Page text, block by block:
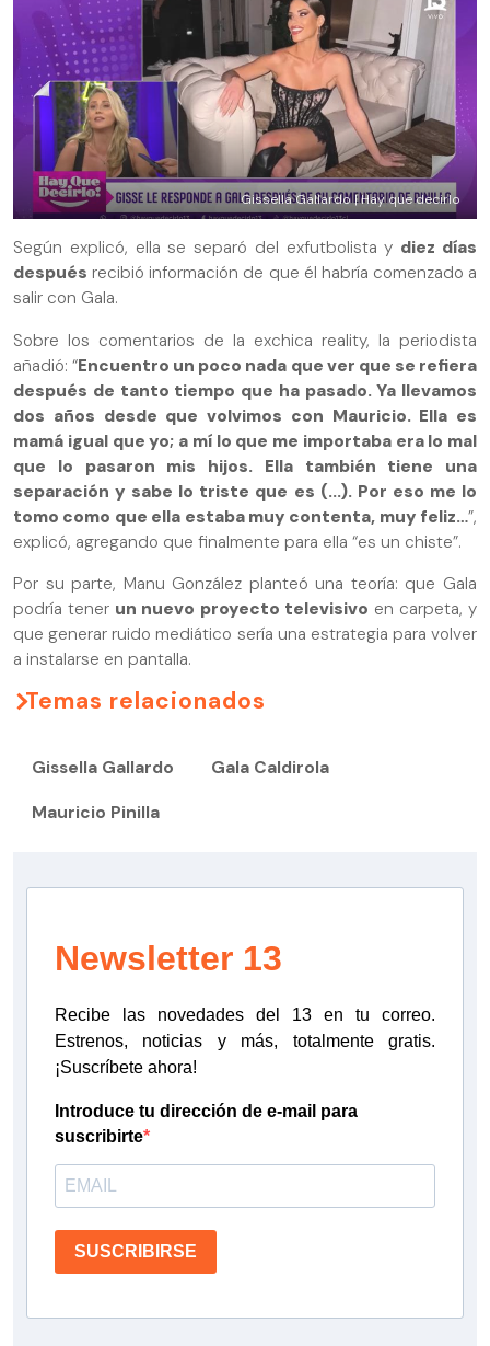
Gissella Gallardo | Hay que decirlo
Según explicó, ella se separó del exfutbolista y diez días
después recibió información de que él habría comenzado a
salir con Gala.
Sobre los comentarios de la exchica reality, la periodista
añadió: “Encuentro un poco nada que ver que se refiera
después de tanto tiempo que ha pasado. Ya llevamos
dos años desde que volvimos con Mauricio. Ella es
mamá igual que yo; a mí lo que me importaba era lo mal
que lo pasaron mis hijos. Ella también tiene una
separación y sabe lo triste que es (...). Por eso me lo
tomo como que ella estaba muy contenta, muy feliz…”,
explicó, agregando que finalmente para ella “es un chiste”.
Por su parte, Manu González planteó una teoría: que Gala
podría tener un nuevo proyecto televisivo en carpeta, y
que generar ruido mediático sería una estrategia para volver
a instalarse en pantalla.
Temas relacionados
Gissella Gallardo Gala Caldirola
Mauricio Pinilla
Newsletter 13
Recibe las novedades del 13 en tu correo.
Estrenos, noticias y más, totalmente gratis.
¡Suscríbete ahora!
Introduce tu dirección de e-mail para
suscribirte
SUSCRIBIRSE